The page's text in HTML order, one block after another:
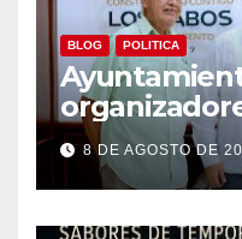
BLOG POLITICA
coordinan
edición 2026
8 DE AGOSTO DE